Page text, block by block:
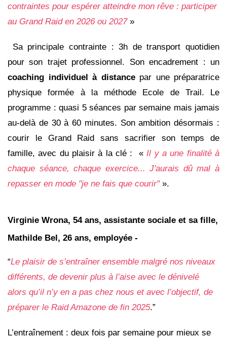
contraintes pour espérer atteindre mon rêve : participer
au Grand Raid en 2026 ou 2027»
Sa principale contrainte : 3h de transport quotidien
pour son trajet professionnel. Son encadrement : un
coaching individuel à distancepar une préparatrice
physique formée à la méthode Ecole de Trail. Le
programme : quasi 5 séances par semaine mais jamais
au-delà de 30 à 60 minutes. Son ambition désormais :
courir le Grand Raid sans sacrifier son temps de
famille, avec du plaisir à la clé : « Il y a une finalité à
chaque séance, chaque exercice... J'aurais dû mal à
repasser en mode "je ne fais que courir"».
Virginie Wrona, 54 ans, assistante sociale et sa fille,
Mathilde Bel, 26 ans, employée -
“Le plaisir de s’entraîner ensemble malgré nos niveaux
différents, de devenir plus à l’aise avec le dénivelé
alors qu’il n’y en a pas chez nous et avec l’objectif, de
préparer le Raid Amazone de fin 2025.”
L’entraînement : deux fois par semaine pour mieux se